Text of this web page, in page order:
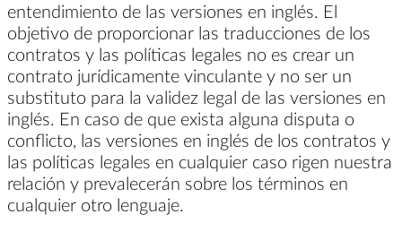
entendimiento de las versiones en inglés. El
objetivo de proporcionar las traducciones de los
contratos y las políticas legales no es crear un
contrato jurídicamente vinculante y no ser un
substituto para la validez legal de las versiones en
inglés. En caso de que exista alguna disputa o
conflicto, las versiones en inglés de los contratos y
las políticas legales en cualquier caso rigen nuestra
relación y prevalecerán sobre los términos en
cualquier otro lenguaje.